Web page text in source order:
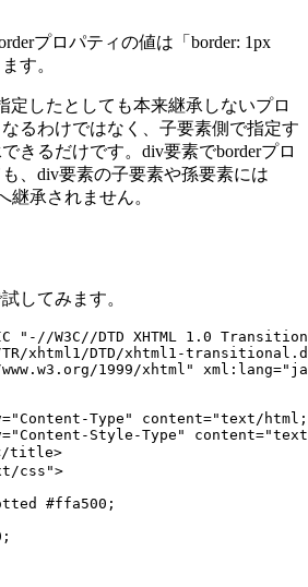
プロパティの値は「border: 1px
す。
定したとしても本来継承しないプロ
るわけではなく、子要素側で指定す
きるだけです。div要素でborderプロ
、div要素の子要素や孫要素には
継承されません。
してみます。
"-//W3C//DTD XHTML 1.0
xhtml1/DTD/xhtml1-
1999/xhtml"
Type" content="text/
Style-Type"
title>
css">
#ffa500;